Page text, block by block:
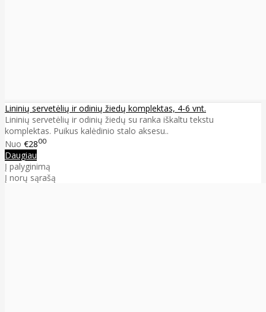
Lininių servetėlių ir odinių žiedų komplektas, 4-6 vnt.
Lininių servetėlių ir odinių žiedų su ranka iškaltu tekstu
komplektas. Puikus kalėdinio stalo aksesu..
Nuo €2800
Daugiau
Į palyginimą
Į norų sąrašą